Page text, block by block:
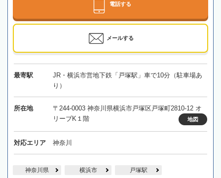
電話する
メールする
最寄駅
JR・横浜市営地下鉄「戸塚駅」車で10分（駐車場あ
り）
所在地
〒244-0003 神奈川県横浜市戸塚区戸塚町2810-12 オ
リーブK１階
地図
対応エリア 神奈川
神奈川県 横浜市 戸塚駅